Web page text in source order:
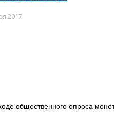
2017
общественного опроса